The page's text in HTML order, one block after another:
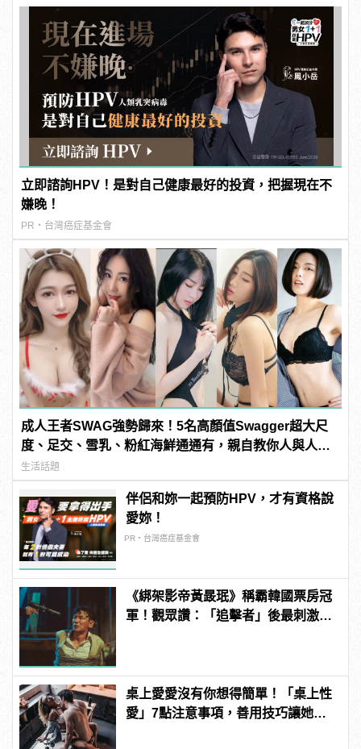
立即諮詢HPV！是對自己健康最好的投資，把握現在不
嫌晚！
PR・台灣癌症基金會
成人王者SWAG強勢歸來！5名高顏值Swagger超大尺
度、足交、雪乳、粉紅海鮮通通有，親自教你人與人的
連結！ | manfashion這樣變型男
生活話題
伴侶和妳一起預防HPV，才有資格說
愛妳！
PR・台灣癌症基金會
《綁架影帝黃晸珉》稱霸韓國票房冠
軍！觀眾讚：「追擊者」後最刺激的
桌上愛愛沒有你想得簡單！「桌上性
愛」7點注意事項，善用技巧讓她爽